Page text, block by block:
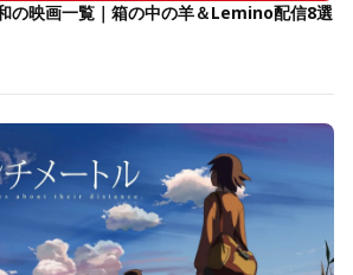
の映画一覧｜箱の中の羊＆Lemino配信8選